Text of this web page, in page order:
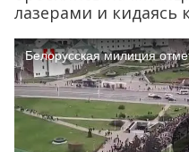
лазерами и кидаясь